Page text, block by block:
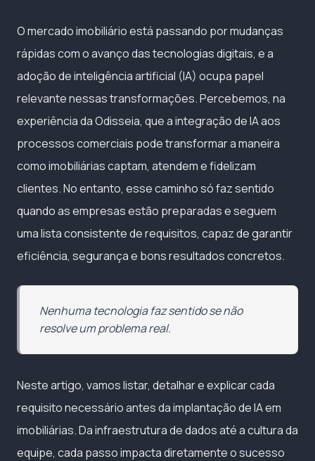
O mercado imobiliário está passando por mudanças
rápidas com o avanço das tecnologias digitais, e a
adoção de inteligência artificial (IA) ocupa papel
relevante nessas transformações. Percebemos, na
experiência da Odisseia, que a integração de IA aos
processos comerciais pode transformar a maneira
como imobiliárias captam, atendem e fidelizam
clientes. No entanto, esse caminho só faz sentido
quando as empresas estão preparadas e seguem
uma lista consistente de requisitos, capaz de garantir
eficiência, segurança e bons resultados concretos.
Nenhuma tecnologia faz sentido se não
resolve um problema real.
Neste artigo, vamos listar, detalhar e explicar cada
requisito necessário antes da implantação de IA em
imobiliárias. Da infraestrutura de dados até a cultura da
equipe, cada passo impacta diretamente o sucesso